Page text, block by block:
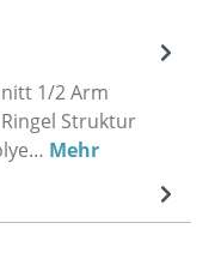
1/2 Arm
Struktur
Mehr